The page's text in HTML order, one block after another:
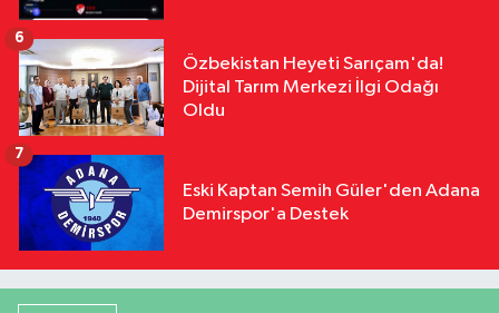
Özbekistan Heyeti Sarıçam'da!
Dijital Tarım Merkezi İlgi Odağı
Oldu
6
Eski Kaptan Semih Güler'den Adana
Demirspor'a Destek
7